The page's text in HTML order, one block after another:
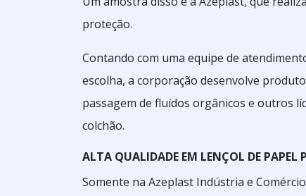
proteção.
Contando com uma equipe de
escolha, a corporação desenvolve
passagem de fluídos orgânicos e outros
colchão.
ALTA QUALIDADE EM LENÇOL DE PAPEL
Somente na Azeplast Indústria e